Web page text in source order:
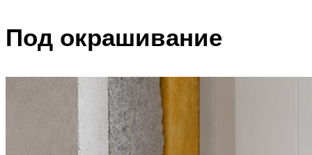
Под окрашивание